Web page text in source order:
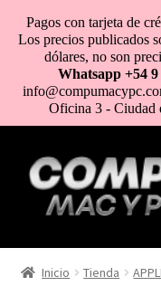
al
contenido
HOME
Inicio Tienda
Pagos con tarjeta de
Los precios publicados
dólares, no son
Whatsapp +54 9
Oficina 3 - Ciudad